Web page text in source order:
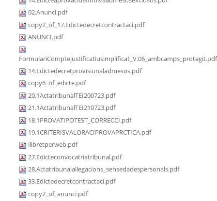
02.Anunci.pdf
copy2_of_17.Edictedecretcontractaci.pdf
ANUNCI.pdf
FormulariComptejustificatiusimplificat_V.06_ambcamps_protegit.pdf
14.Edictedecretprovisionaladmesos.pdf
copy6_of_edicte.pdf
20.1ActatribunalTEI200723.pdf
21.1ActatribunalTEI210723.pdf
18.1PROVATIPOTEST_CORRECCI.pdf
19.1CRITERISVALORACIPROVAPRCTICA.pdf
llibretperweb.pdf
27.Edicteconvocatriatribunal.pdf
28.Actatribunalallegacions_sensedadespersonals.pdf
33.Edictedecretcontractaci.pdf
copy2_of_anunci.pdf